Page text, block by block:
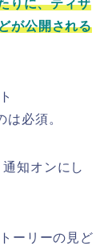
りに、ティザ
が公開される
は必須。
知オンにし
ーリーの見ど